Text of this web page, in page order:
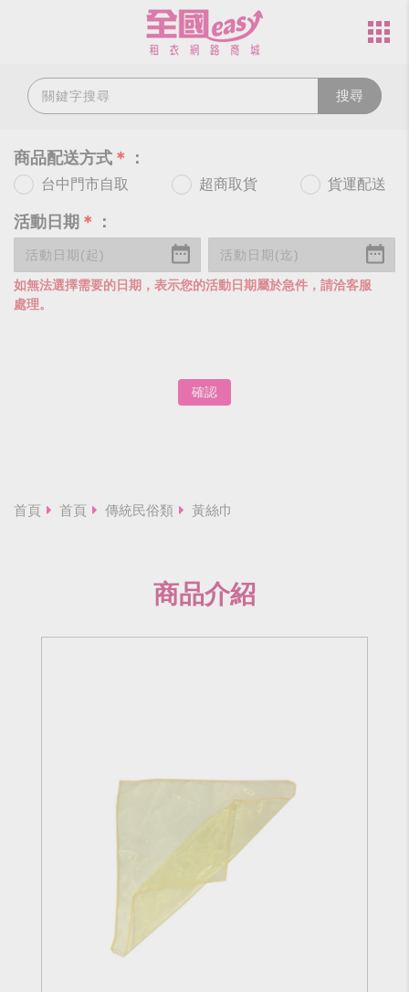
搜尋
商品配送方式 ＊ ：
台中門市自取 超商取貨 貨運配送
活動日期 ＊ ：
如無法選擇需要的日期，表示您的活動日期屬於急件，請洽客服
處理。
確認
首頁 首頁 傳統民俗類 黃絲巾
商品介紹